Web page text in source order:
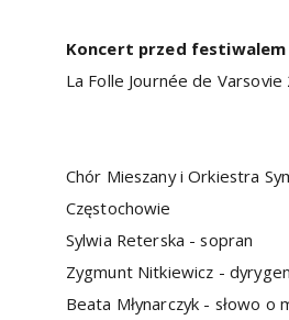
Koncert przed festiwalem
La Folle Journée de Varsovie
Chór Mieszany i Orkiestra
Częstochowie
Sylwia Reterska - sopran
Zygmunt Nitkiewicz -
Beata Młynarczyk - słowo o